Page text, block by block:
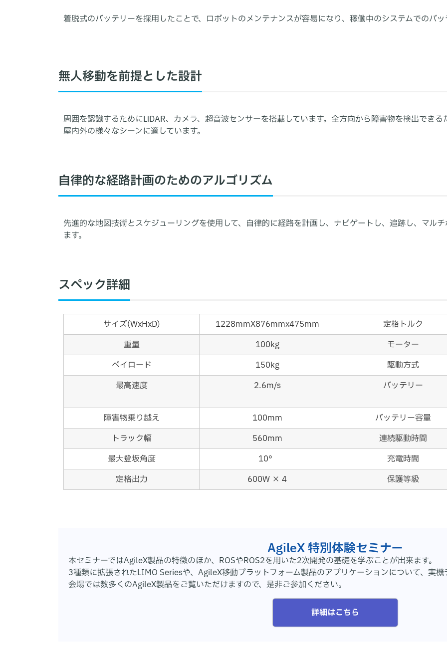
着脱式のバッテリーを採用したことで、ロボットのメンテナンスが容易になり、稼働中のシステムでのバ
無人移動を前提とした設計
周囲を認識するためにLiDAR、カメラ、超音波センサーを搭載しています。全方向から障害物を検出でき
屋内外の様々なシーンに適しています。
自律的な経路計画のためのアルゴリズム
先進的な地図技術とスケジューリングを使用して、自律的に経路を計画し、ナビゲートし、追跡し、マル
ます。
スペック詳細
サイズ(WxHxD) 1228mmX876mmx475mm
定格トルク
重量
100kg
モーター
ペイロード
150kg
駆動方式
最高速度
2.6m/s バッテリー
障害物乗り越え 100mm
バッテリー容量
トラック幅
560mm
連続駆動時間
最大登坂角度
10°
充電時間
定格出力
600W × 4 保護等級
AgileX 特別体験セミナー
本セミナーではAgileX製品の特徴のほか、ROSやROS2を用いた2次開発の基礎を学ぶことが出来ます。
3種類に拡張されたLIMO Seriesや、AgileX移動プラットフォーム製品のアプリケーションについて、実
会場では数多くのAgileX製品をご覧いただけますので、是非ご参加ください。
詳細はこちら